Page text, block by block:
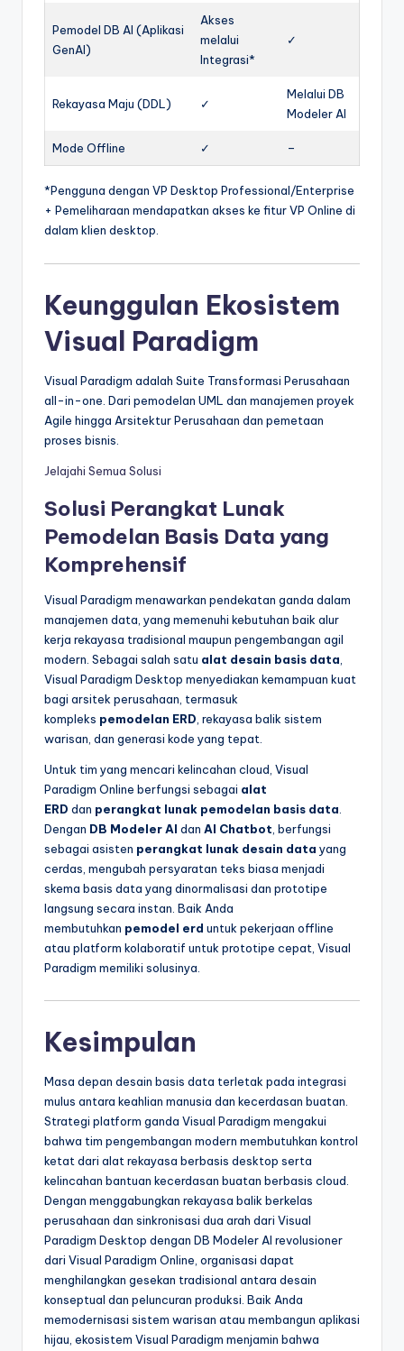
Pemodel DB AI (Aplikasi
GenAI)
Akses
melalui
Integrasi*
✓
Rekayasa Maju (DDL) ✓
Melalui DB
Modeler AI
Mode Offline ✓ –
*Pengguna dengan VP Desktop Professional/Enterprise
+ Pemeliharaan mendapatkan akses ke fitur VP Online di
dalam klien desktop.
Keunggulan Ekosistem
Visual Paradigm
Visual Paradigm adalah Suite Transformasi Perusahaan
all-in-one. Dari pemodelan UML dan manajemen proyek
Agile hingga Arsitektur Perusahaan dan pemetaan
proses bisnis.
Jelajahi Semua Solusi
Solusi Perangkat Lunak
Pemodelan Basis Data yang
Komprehensif
Visual Paradigm menawarkan pendekatan ganda dalam
manajemen data, yang memenuhi kebutuhan baik alur
kerja rekayasa tradisional maupun pengembangan agil
modern. Sebagai salah satu alat desain basis data
Visual Paradigm Desktop menyediakan kemampuan kuat
bagi arsitek perusahaan, termasuk
kompleks pemodelan ERD , rekayasa balik sistem
warisan, dan generasi kode yang tepat.
Untuk tim yang mencari kelincahan cloud, Visual
Paradigm Online berfungsi sebagai alat
ERD dan perangkat lunak pemodelan basis data
Dengan DB Modeler AI dan AI Chatbot , berfungsi
sebagai asisten perangkat lunak desain data yang
cerdas, mengubah persyaratan teks biasa menjadi
skema basis data yang dinormalisasi dan prototipe
langsung secara instan. Baik Anda
membutuhkan pemodel erd untuk pekerjaan offline
atau platform kolaboratif untuk prototipe cepat, Visual
Paradigm memiliki solusinya.
Kesimpulan
Masa depan desain basis data terletak pada integrasi
mulus antara keahlian manusia dan kecerdasan buatan.
Strategi platform ganda Visual Paradigm mengakui
bahwa tim pengembangan modern membutuhkan kontrol
ketat dari alat rekayasa berbasis desktop serta
kelincahan bantuan kecerdasan buatan berbasis cloud.
Dengan menggabungkan rekayasa balik berkelas
perusahaan dan sinkronisasi dua arah dari Visual
Paradigm Desktop dengan DB Modeler AI revolusioner
dari Visual Paradigm Online, organisasi dapat
menghilangkan gesekan tradisional antara desain
konseptual dan peluncuran produksi. Baik Anda
memodernisasi sistem warisan atau membangun aplikasi
hijau, ekosistem Visual Paradigm menjamin bahwa